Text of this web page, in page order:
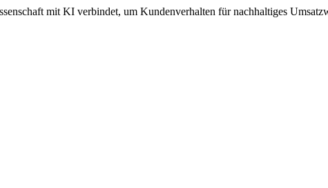
mit KI verbindet, um Kundenverhalten für nachhaltiges